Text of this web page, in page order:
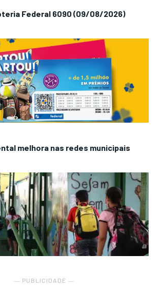
Federal 6090 (09/08/2026)
melhora nas redes municipais
― PUBLICIDADE ―